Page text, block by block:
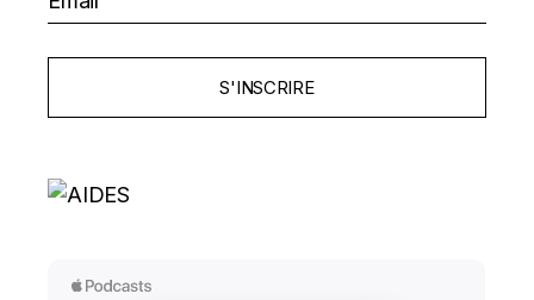
S'INSCRIRE